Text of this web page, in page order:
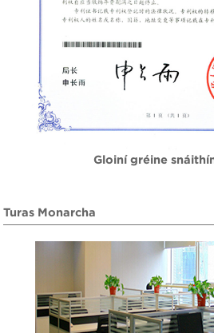
Gloiní gréine
Turas Monarcha